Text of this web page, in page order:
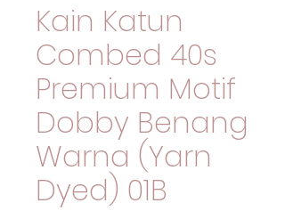
Kain Katun
Combed 40s
Premium Motif
Dobby Benang
Warna (Yarn
Dyed) 01B